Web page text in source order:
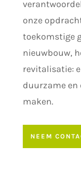
onze
toekomstige
nieuwbouw,
revitalisatie:
duurzame
maken.
NEEM